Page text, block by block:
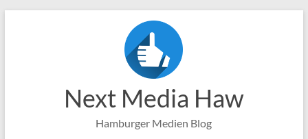
Next Media Haw
Hamburger Medien Blog